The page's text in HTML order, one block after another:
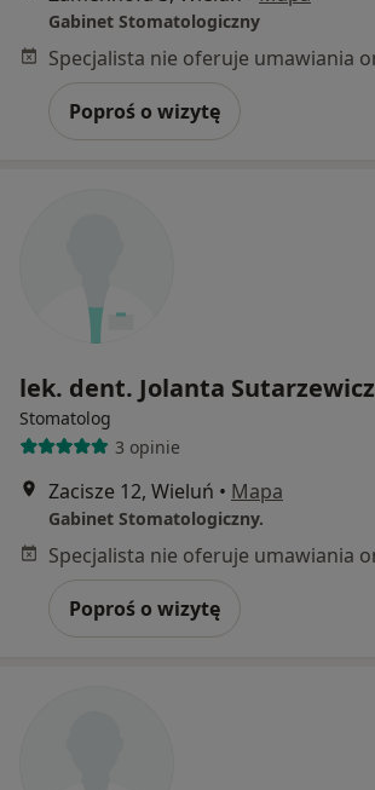
Gabinet Stomatologiczny
Poproś o wizytę
lek. dent. Jolanta Sutarzewicz
Stomatolog
3 opinie
Zacisze 12, Wieluń • Mapa
Gabinet Stomatologiczny.
Poproś o wizytę